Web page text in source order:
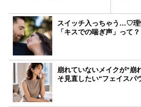
スイッチ入っちゃう…♡理
「キスでの喘ぎ声」って？
崩れていないメイクが“崩
そ見直したい“フェイスパ